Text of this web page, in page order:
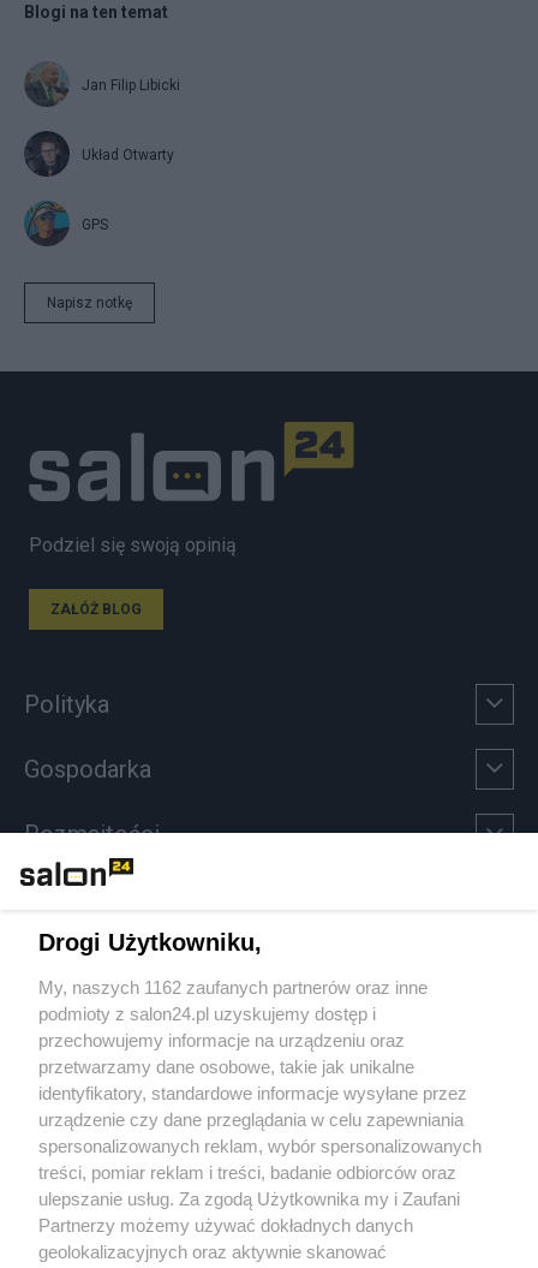
Blogi na ten temat
Jan Filip Libicki
Układ Otwarty
GPS
Napisz notkę
Podziel się swoją opinią
ZAŁÓŻ BLOG
Polityka
Gospodarka
Rozmaitości
Sport
Społeczeństwo
Kultura
X Facebook Instagram Youtube
Drogi Użytkowniku,
My, naszych 1162 zaufanych partnerów oraz inne
podmioty z salon24.pl uzyskujemy dostęp i
przechowujemy informacje na urządzeniu oraz
przetwarzamy dane osobowe, takie jak unikalne
identyfikatory, standardowe informacje wysyłane przez
urządzenie czy dane przeglądania w celu zapewniania
spersonalizowanych reklam, wybór spersonalizowanych
treści, pomiar reklam i treści, badanie odbiorców oraz
ulepszanie usług. Za zgodą Użytkownika my i Zaufani
Partnerzy możemy używać dokładnych danych
geolokalizacyjnych oraz aktywnie skanować